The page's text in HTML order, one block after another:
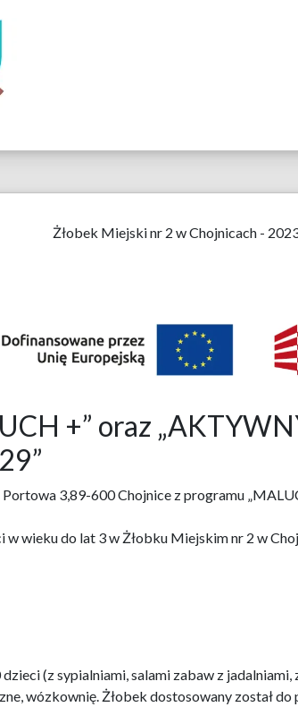
Żłobek Miejski nr 2 w Chojnicach -
+” oraz
3,89-600 Chojnice z programu
wieku do lat 3 w Żłobku Miejskim nr 2 w
(z sypialniami, salami zabaw z
wózkownię. Żłobek dostosowany został